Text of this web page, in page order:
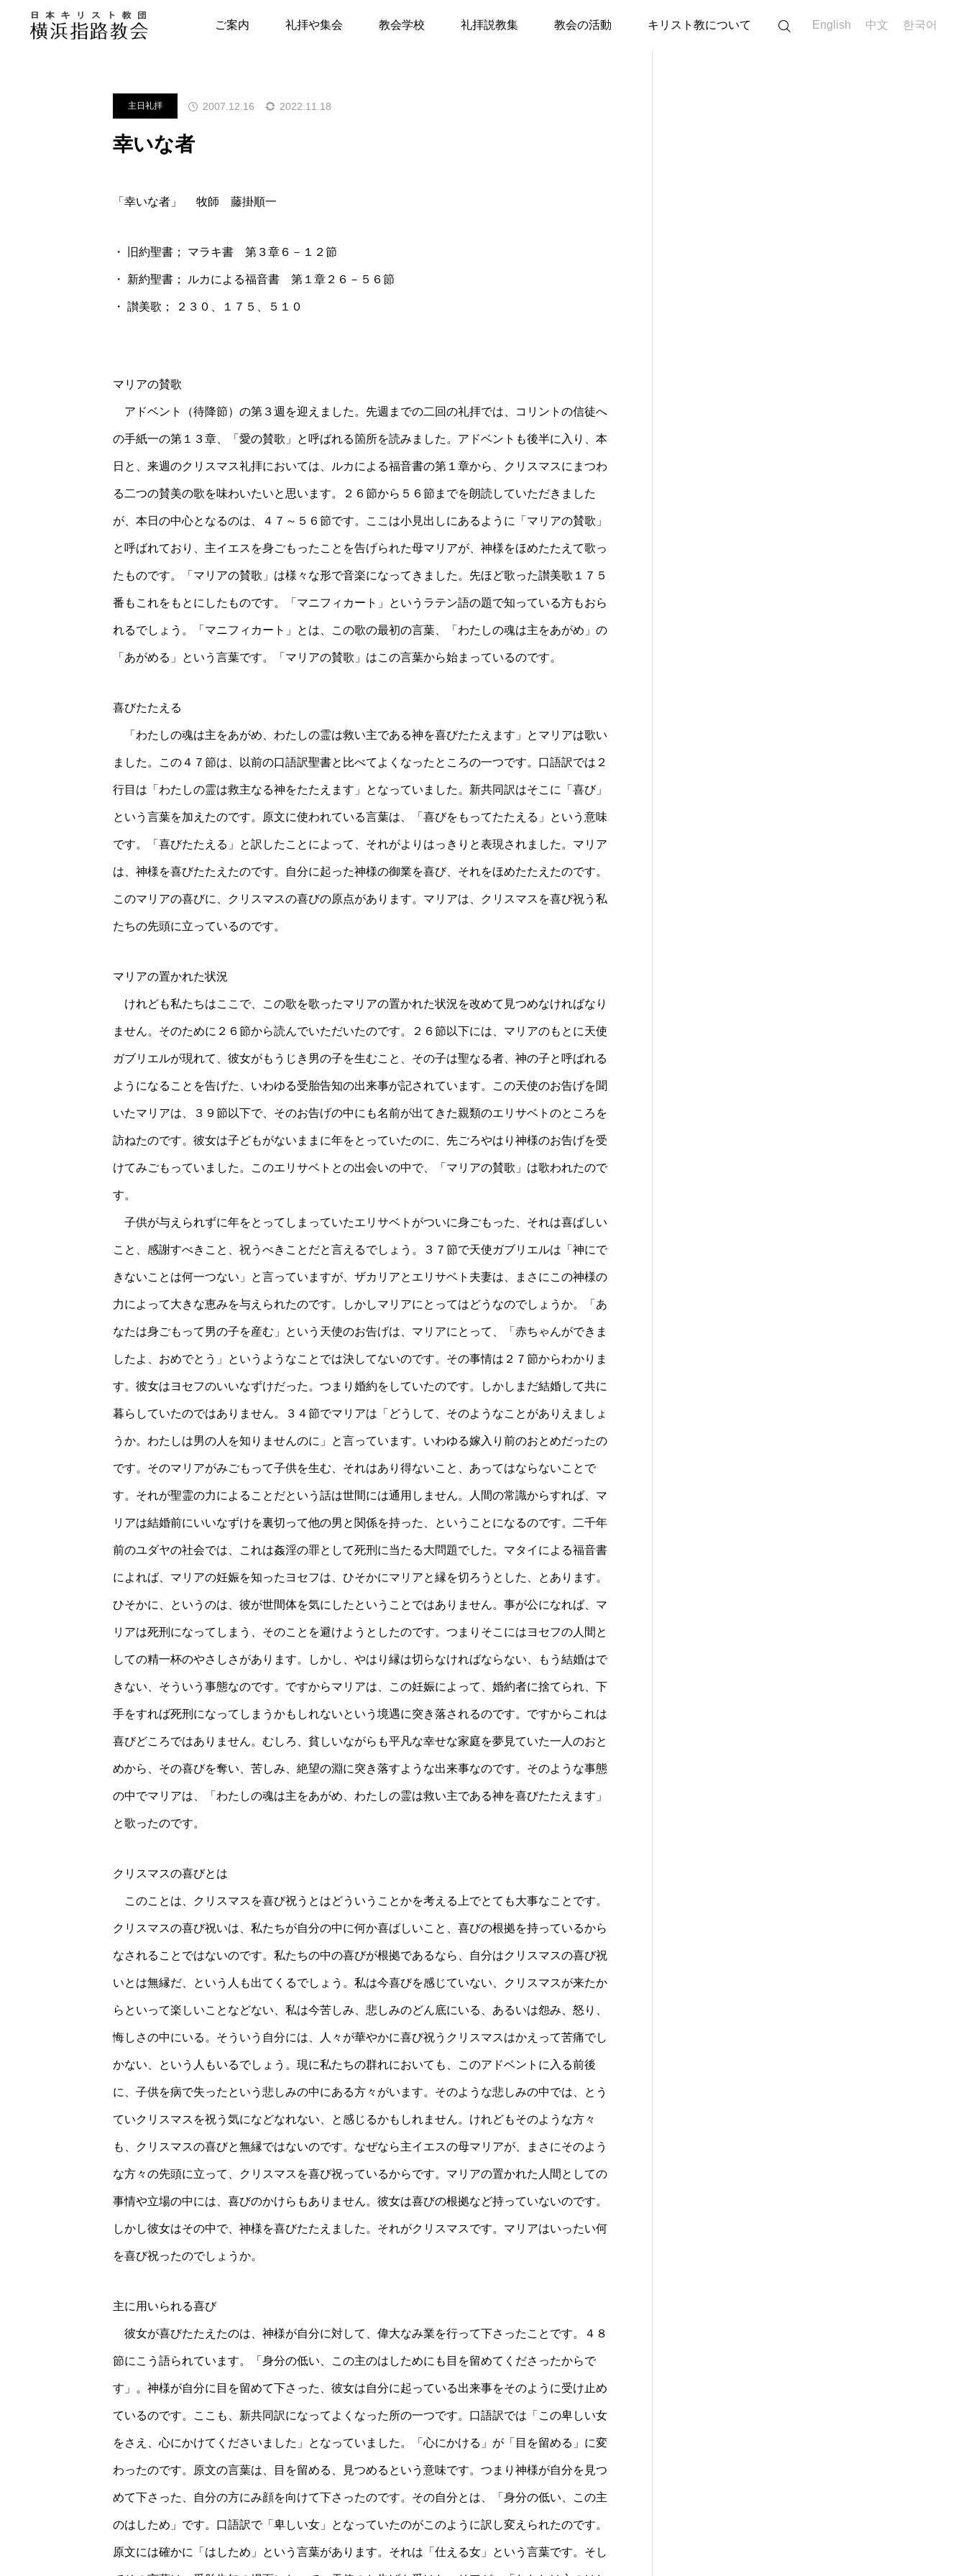
ご案内 礼拝や集会 教会学校 礼拝説教集 教会の活動 キリスト教について English 中文 한국어
主日礼拝 幸いな者
主日礼拝 2007.12.16 2022.11.18
幸いな者
「幸いな者」 牧師 藤掛順一
・ 旧約聖書； マラキ書 第３章６－１２節
・ 新約聖書； ルカによる福音書 第１章２６－５６節
・ 讃美歌； ２３０、１７５、５１０
マリアの賛歌
アドベント（待降節）の第３週を迎えました。先週までの二回の礼拝では、コリントの信徒へ
の手紙一の第１３章、「愛の賛歌」と呼ばれる箇所を読みました。アドベントも後半に入り、本
日と、来週のクリスマス礼拝においては、ルカによる福音書の第１章から、クリスマスにまつわ
る二つの賛美の歌を味わいたいと思います。２６節から５６節までを朗読していただきました
が、本日の中心となるのは、４７～５６節です。ここは小見出しにあるように「マリアの賛歌」
と呼ばれており、主イエスを身ごもったことを告げられた母マリアが、神様をほめたたえて歌っ
たものです。「マリアの賛歌」は様々な形で音楽になってきました。先ほど歌った讃美歌１７５
番もこれをもとにしたものです。「マニフィカート」というラテン語の題で知っている方もおら
れるでしょう。「マニフィカート」とは、この歌の最初の言葉、「わたしの魂は主をあがめ」の
「あがめる」という言葉です。「マリアの賛歌」はこの言葉から始まっているのです。
喜びたたえる
「わたしの魂は主をあがめ、わたしの霊は救い主である神を喜びたたえます」とマリアは歌い
ました。この４７節は、以前の口語訳聖書と比べてよくなったところの一つです。口語訳では２
行目は「わたしの霊は救主なる神をたたえます」となっていました。新共同訳はそこに「喜び」
という言葉を加えたのです。原文に使われている言葉は、「喜びをもってたたえる」という意味
です。「喜びたたえる」と訳したことによって、それがよりはっきりと表現されました。マリア
は、神様を喜びたたえたのです。自分に起った神様の御業を喜び、それをほめたたえたのです。
このマリアの喜びに、クリスマスの喜びの原点があります。マリアは、クリスマスを喜び祝う私
たちの先頭に立っているのです。
マリアの置かれた状況
けれども私たちはここで、この歌を歌ったマリアの置かれた状況を改めて見つめなければなり
ません。そのために２６節から読んでいただいたのです。２６節以下には、マリアのもとに天使
ガブリエルが現れて、彼女がもうじき男の子を生むこと、その子は聖なる者、神の子と呼ばれる
ようになることを告げた、いわゆる受胎告知の出来事が記されています。この天使のお告げを聞
いたマリアは、３９節以下で、そのお告げの中にも名前が出てきた親類のエリサベトのところを
訪ねたのです。彼女は子どもがないままに年をとっていたのに、先ごろやはり神様のお告げを受
けてみごもっていました。このエリサベトとの出会いの中で、「マリアの賛歌」は歌われたので
す。
子供が与えられずに年をとってしまっていたエリサベトがついに身ごもった、それは喜ばしい
こと、感謝すべきこと、祝うべきことだと言えるでしょう。３７節で天使ガブリエルは「神にで
きないことは何一つない」と言っていますが、ザカリアとエリサベト夫妻は、まさにこの神様の
力によって大きな恵みを与えられたのです。しかしマリアにとってはどうなのでしょうか。「あ
なたは身ごもって男の子を産む」という天使のお告げは、マリアにとって、「赤ちゃんができま
したよ、おめでとう」というようなことでは決してないのです。その事情は２７節からわかりま
す。彼女はヨセフのいいなずけだった。つまり婚約をしていたのです。しかしまだ結婚して共に
暮らしていたのではありません。３４節でマリアは「どうして、そのようなことがありえましょ
うか。わたしは男の人を知りませんのに」と言っています。いわゆる嫁入り前のおとめだったの
です。そのマリアがみごもって子供を生む、それはあり得ないこと、あってはならないことで
す。それが聖霊の力によることだという話は世間には通用しません。人間の常識からすれば、マ
リアは結婚前にいいなずけを裏切って他の男と関係を持った、ということになるのです。二千年
前のユダヤの社会では、これは姦淫の罪として死刑に当たる大問題でした。マタイによる福音書
によれば、マリアの妊娠を知ったヨセフは、ひそかにマリアと縁を切ろうとした、とあります。
ひそかに、というのは、彼が世間体を気にしたということではありません。事が公になれば、マ
リアは死刑になってしまう、そのことを避けようとしたのです。つまりそこにはヨセフの人間と
しての精一杯のやさしさがあります。しかし、やはり縁は切らなければならない、もう結婚はで
きない、そういう事態なのです。ですからマリアは、この妊娠によって、婚約者に捨てられ、下
手をすれば死刑になってしまうかもしれないという境遇に突き落されるのです。ですからこれは
喜びどころではありません。むしろ、貧しいながらも平凡な幸せな家庭を夢見ていた一人のおと
めから、その喜びを奪い、苦しみ、絶望の淵に突き落すような出来事なのです。そのような事態
の中でマリアは、「わたしの魂は主をあがめ、わたしの霊は救い主である神を喜びたたえます」
と歌ったのです。
クリスマスの喜びとは
このことは、クリスマスを喜び祝うとはどういうことかを考える上でとても大事なことです。
クリスマスの喜び祝いは、私たちが自分の中に何か喜ばしいこと、喜びの根拠を持っているから
なされることではないのです。私たちの中の喜びが根拠であるなら、自分はクリスマスの喜び祝
いとは無縁だ、という人も出てくるでしょう。私は今喜びを感じていない、クリスマスが来たか
らといって楽しいことなどない、私は今苦しみ、悲しみのどん底にいる、あるいは怨み、怒り、
悔しさの中にいる。そういう自分には、人々が華やかに喜び祝うクリスマスはかえって苦痛でし
かない、という人もいるでしょう。現に私たちの群れにおいても、このアドベントに入る前後
に、子供を病で失ったという悲しみの中にある方々がいます。そのような悲しみの中では、とう
ていクリスマスを祝う気になどなれない、と感じるかもしれません。けれどもそのような方々
も、クリスマスの喜びと無縁ではないのです。なぜなら主イエスの母マリアが、まさにそのよう
な方々の先頭に立って、クリスマスを喜び祝っているからです。マリアの置かれた人間としての
事情や立場の中には、喜びのかけらもありません。彼女は喜びの根拠など持っていないのです。
しかし彼女はその中で、神様を喜びたたえました。それがクリスマスです。マリアはいったい何
を喜び祝ったのでしょうか。
主に用いられる喜び
彼女が喜びたたえたのは、神様が自分に対して、偉大なみ業を行って下さったことです。４８
節にこう語られています。「身分の低い、この主のはしためにも目を留めてくださったからで
す」。神様が自分に目を留めて下さった、彼女は自分に起っている出来事をそのように受け止め
ているのです。ここも、新共同訳になってよくなった所の一つです。口語訳では「この卑しい女
をさえ、心にかけてくださいました」となっていました。「心にかける」が「目を留める」に変
わったのです。原文の言葉は、目を留める、見つめるという意味です。つまり神様が自分を見つ
めて下さった、自分の方にみ顔を向けて下さったのです。その自分とは、「身分の低い、この主
のはしため」です。口語訳で「卑しい女」となっていたのがこのように訳し変えられたのです。
原文には確かに「はしため」という言葉があります。それは「仕える女」という言葉です。そし